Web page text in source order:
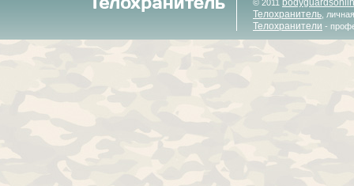
© 2011
Телохранитель ,
Телохранители -